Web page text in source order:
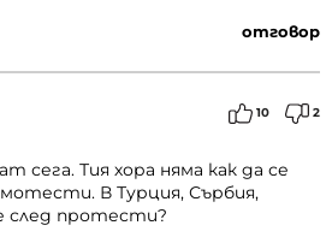
отговор
10 2
сега. Тия хора няма как да се
В Турция, Сърбия,
след протести?